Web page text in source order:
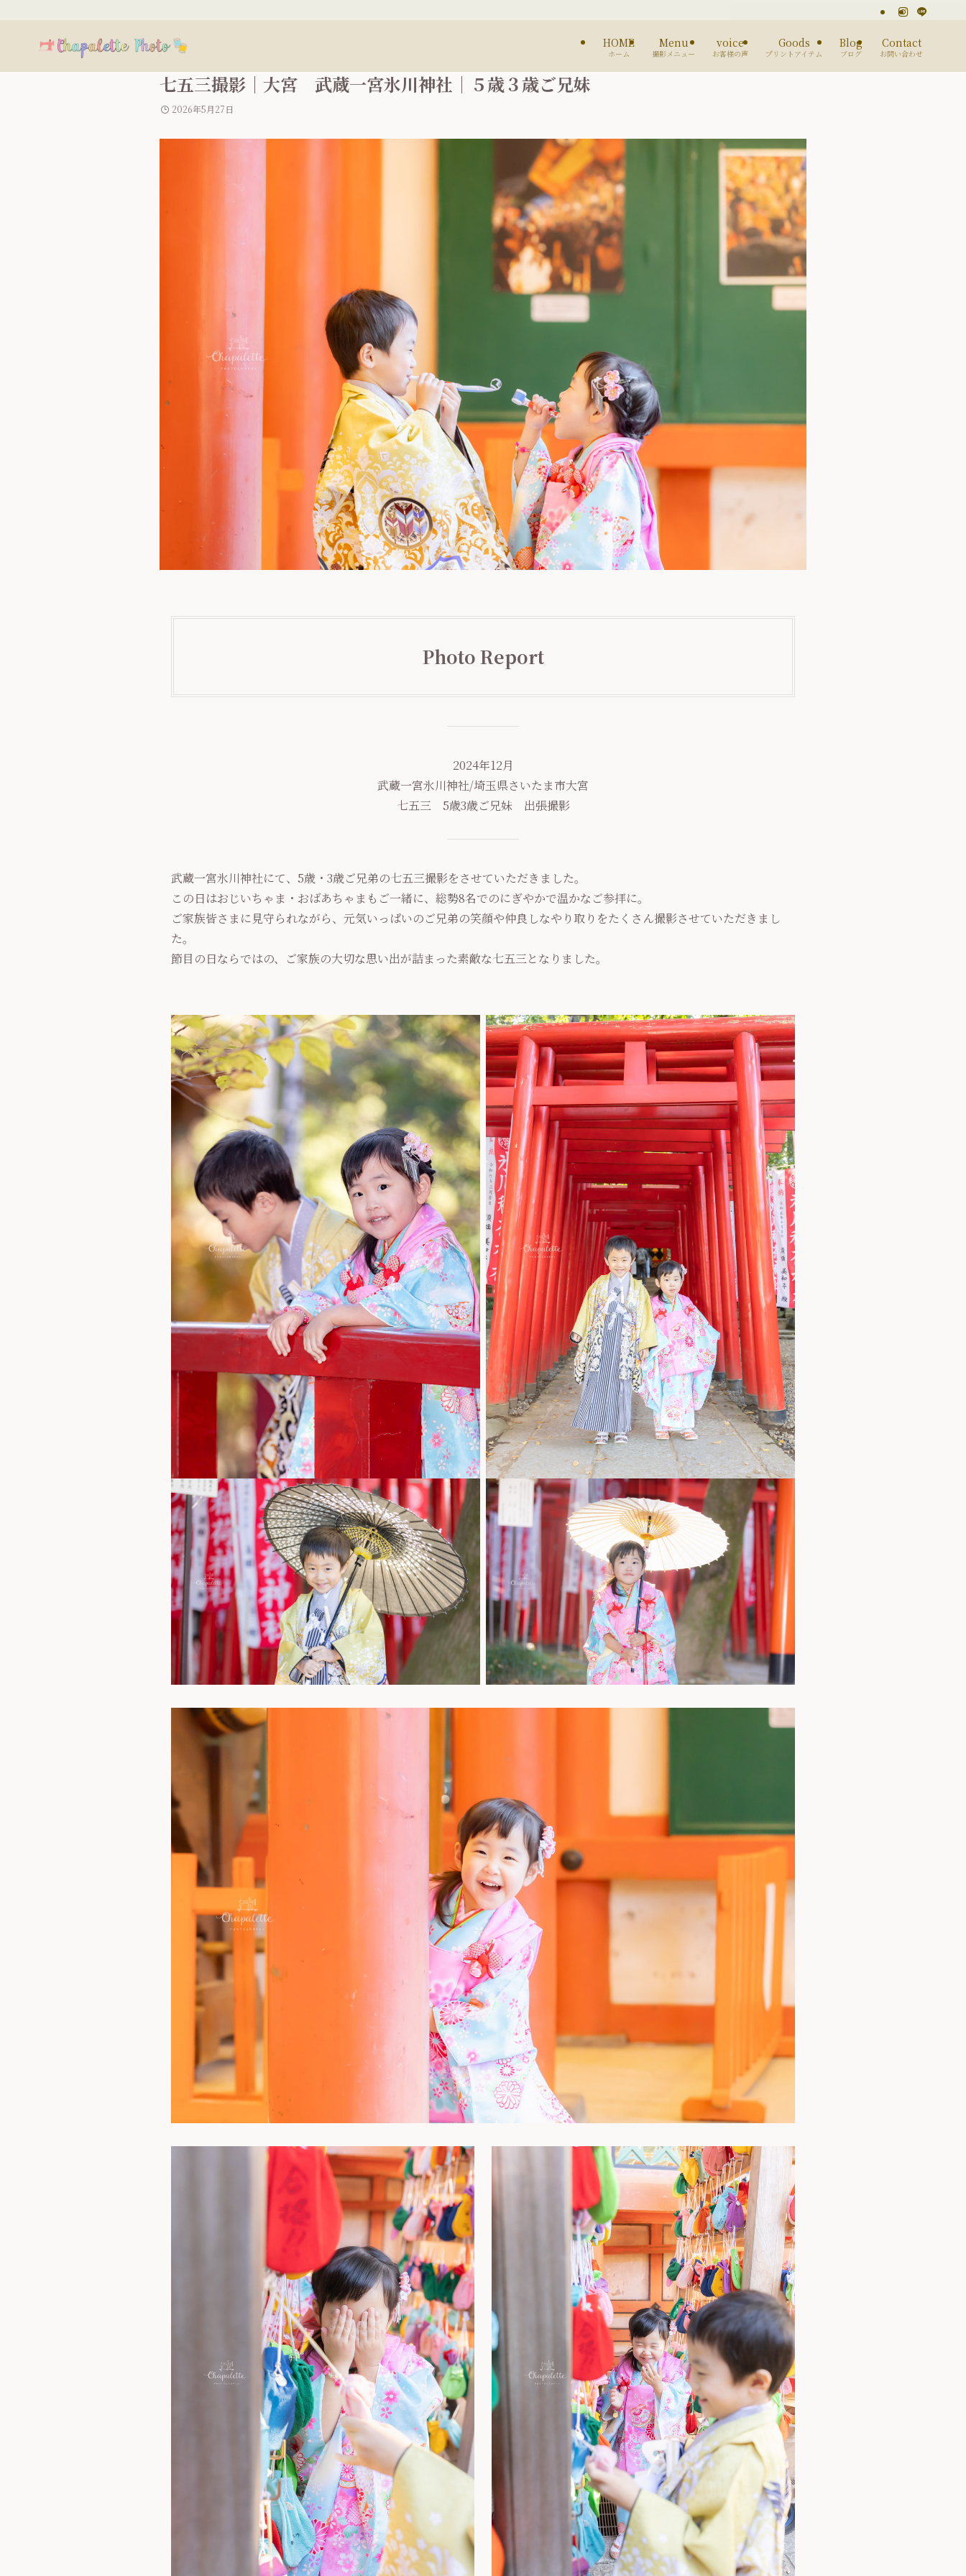
HOME
ホーム
Menu
撮影メニュー
voice
お客様の声
Goods
プリントアイテム
Blog
ブログ
Contact
お問い合わせ
七五三撮影｜大宮 武蔵一宮氷川神社｜５歳３歳ご兄妹
2026年5月27日
Photo Report
2024年12月
武蔵一宮氷川神社/埼玉県さいたま市大宮
七五三 5歳3歳ご兄妹 出張撮影
武蔵一宮氷川神社にて、5歳・3歳ご兄弟の七五三撮影をさせていただきました。
この日はおじいちゃま・おばあちゃまもご一緒に、総勢8名でのにぎやかで温かなご参拝に。
ご家族皆さまに見守られながら、元気いっぱいのご兄弟の笑顔や仲良しなやり取りをたくさん撮影させていただきまし
た。
節目の日ならではの、ご家族の大切な思い出が詰まった素敵な七五三となりました。